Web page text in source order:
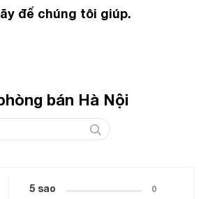
để chúng tôi giúp.
bán Hà Nội
5 sao 0